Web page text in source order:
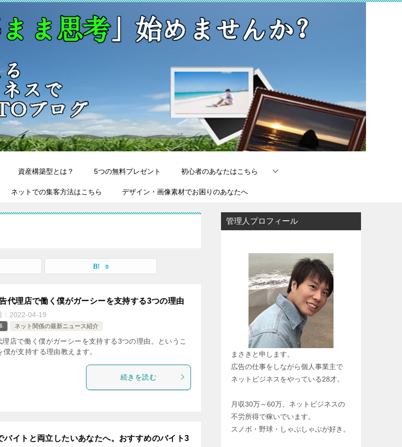
資産構築型とは？ 5つの無料プレゼント 初心者のあなたはこちら
ネットでの集客方法はこちら デザイン・画像素材でお困りのあなたへ
0
代理店で働く僕がガーシーを支持する3つの理由
2022-04-19
ネット関係の最新ニュース紹介
店で働く僕がガーシーを支持する3つの理由。というこ
が支持する理由教えます。
続きを読む
バイトと両立したいあなたへ。おすすめのバイト3
管理人プロフィール
まさきと申します。
広告の仕事をしながら個人事業主で
ネットビジネスをやっている28才。
月収30万～60万、ネットビジネスの
不労所得で稼いでいます。
スノボ・野球・しゃぶしゃぶが好き。